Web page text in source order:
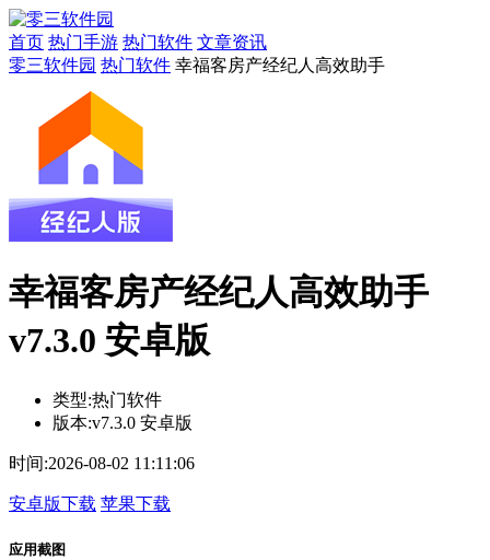
首页 热门手游 热门软件 文章资讯
零三软件园 热门软件 幸福客房产经纪人高效助手
幸福客房产经纪人高效助手
v7.3.0 安卓版
类型:热门软件
版本:v7.3.0 安卓版
时间:2026-08-02 11:11:06
安卓版下载 苹果下载
应用截图